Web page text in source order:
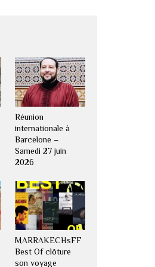
Réunion
internationale à
Barcelone –
Samedi 27 juin
2026
MARRAKECHsFF
Best Of clôture
son voyage